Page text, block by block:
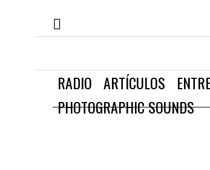
RADIO ARTÍCULOS
PHOTOGRAPHIC SOUNDS